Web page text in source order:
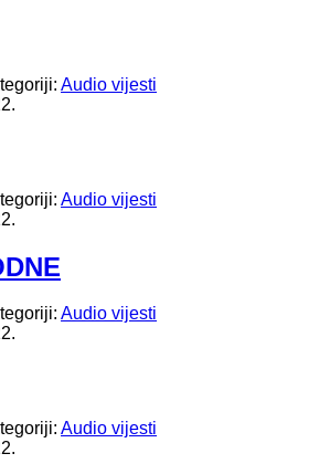
Audio vijesti
Audio vijesti
Audio vijesti
Audio vijesti